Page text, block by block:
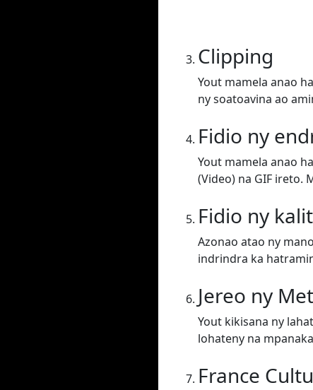
Clipping
Yout mamela anao
ny soatoavina ao
Fidio ny
Yout mamela anao
(Video) na GIF ireto.
Fidio ny
Azonao atao ny
indrindra ka
Jereo ny
Yout kikisana ny
lohateny na
France